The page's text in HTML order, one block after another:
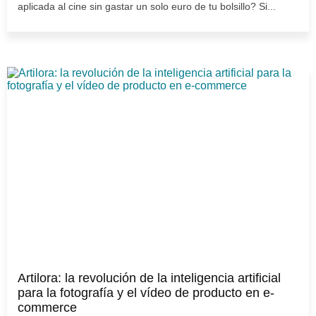
aplicada al cine sin gastar un solo euro de tu bolsillo? Si...
Artilora: la revolución de la inteligencia artificial
para la fotografía y el vídeo de producto en e-
commerce